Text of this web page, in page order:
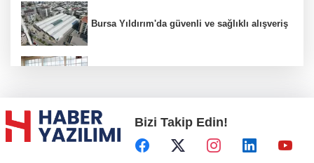
Bursa Yıldırım'da güvenli ve sağlıklı alışveriş
Başkent'in göletlerinde temizlik ve bakım
sürüyor
Bizi Takip Edin!